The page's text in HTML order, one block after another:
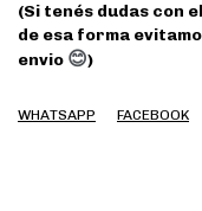
(Si tenés dudas con
de esa forma
envio 😊)
WHATSAPP FACEBOOK